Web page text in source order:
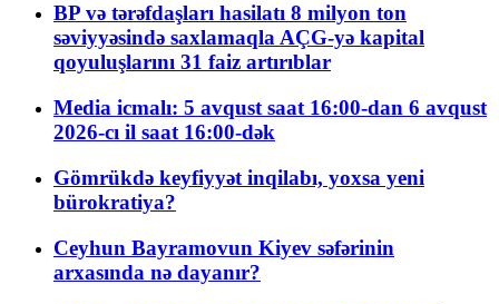
BP və tərəfdaşları hasilatı 8 milyon ton
səviyyəsində saxlamaqla AÇG-yə kapital
qoyuluşlarını 31 faiz artırıblar
Media icmalı: 5 avqust saat 16:00-dan 6 avqust
2026-cı il saat 16:00-dək
Gömrükdə keyfiyyət inqilabı, yoxsa yeni
bürokratiya?
Ceyhun Bayramovun Kiyev səfərinin
arxasında nə dayanır?